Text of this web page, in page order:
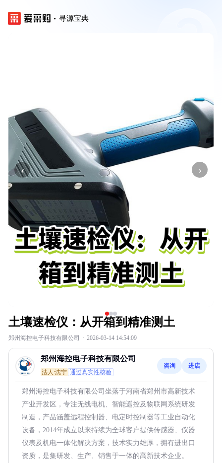
寻源宝典
‹ ›
土壤速检仪：从开箱到精准测土
郑州海控电子科技有限公司 · 2026-03-14 14:54:09
郑州海控电子科技有限公司
法人:沈宁 通过真实性核验
咨询 进店
郑州海控电子科技有限公司坐落于河南省郑州市高新技术
产业开发区，专注无线电机、智能遥控及物联网系统研发
制造，产品涵盖远程控制器、电定时控制器等工业自动化
设备，2014年成立以来持续为全球客户提供传感器、仪器
仪表及机电一体化解决方案，技术实力雄厚，拥有进出口
资质，是集研发、生产、销售于一体的高新技术企业。